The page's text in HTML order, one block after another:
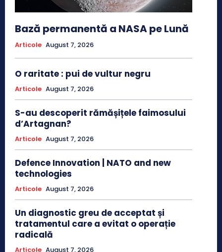
Bază permanentă a NASA pe Lună
Articole August 7, 2026
O raritate : pui de vultur negru
Articole August 7, 2026
S-au descoperit rămășițele faimosului
d’Artagnan?
Articole August 7, 2026
Defence Innovation | NATO and new
technologies
Articole August 7, 2026
Un diagnostic greu de acceptat și
tratamentul care a evitat o operație
radicală
Articole August 7, 2026